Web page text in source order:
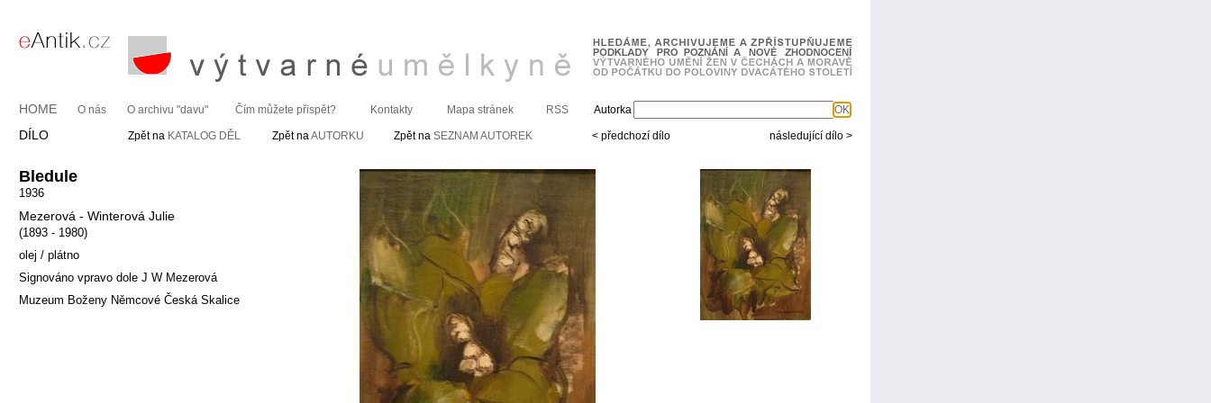
HOME O nás O archivu "davu" Čím můžete přispět? Kontakty Mapa stránek RSS Autorka OK
DÍLO Zpět na KATALOG DĚL Zpět naAUTORKU Zpět na SEZNAM AUTOREK < předchozí dílo následující dílo >
Bledule
1936
Mezerová - Winterová Julie
(1893 - 1980)
olej / plátno
Signováno vpravo dole J W Mezerová
Muzeum Boženy Němcové Česká Skalice